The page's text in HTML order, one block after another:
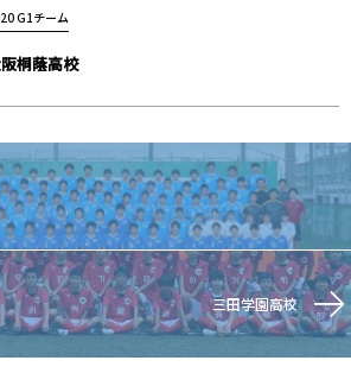
G1チーム
桐蔭高校
三田学園高校